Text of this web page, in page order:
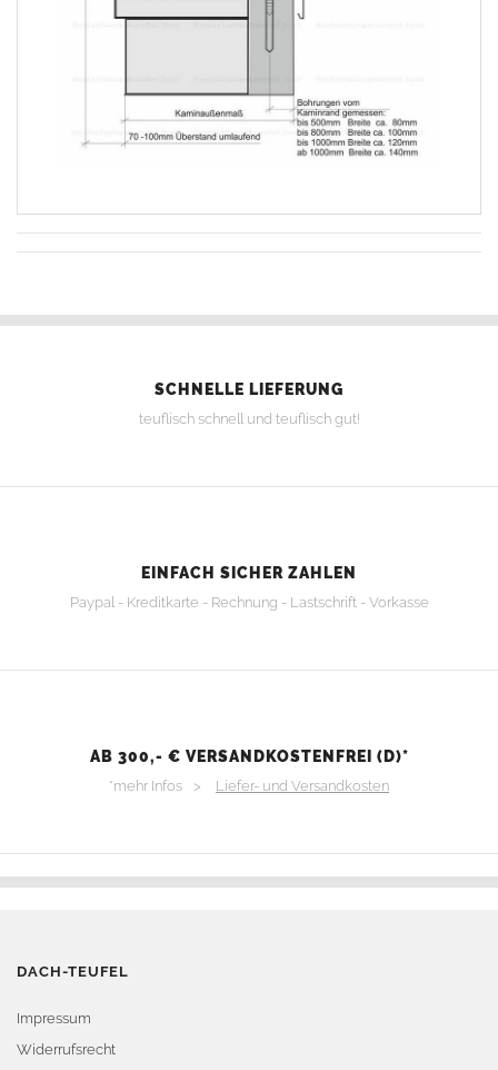
SCHNELLE LIEFERUNG
teuflisch schnell und teuflisch gut!
EINFACH SICHER ZAHLEN
Paypal - Kreditkarte - Rechnung - Lastschrift - Vorkasse
AB 300,- € VERSANDKOSTENFREI (D)*
*mehr Infos > Liefer- und Versandkosten
DACH-TEUFEL
Impressum
Widerrufsrecht